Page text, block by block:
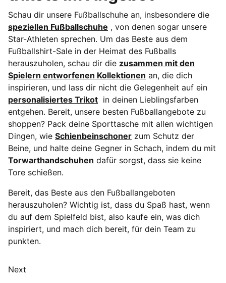
Schau dir unsere Fußballschuhe an, insbesondere die
speziellen Fußballschuhe , von denen sogar unsere
Star-Athleten sprechen. Um das Beste aus dem
Fußballshirt-Sale in der Heimat des Fußballs
herauszuholen, schau dir die zusammen mit den
Spielern entworfenen Kollektionen an, die dich
inspirieren, und lass dir nicht die Gelegenheit auf ein
personalisiertes Trikot in deinen Lieblingsfarben
entgehen. Bereit, unsere besten Fußballangebote zu
shoppen? Pack deine Sporttasche mit allen wichtigen
Dingen, wie Schienbeinschoner zum Schutz der
Beine, und halte deine Gegner in Schach, indem du mit
Torwarthandschuhen dafür sorgst, dass sie keine
Tore schießen.
Bereit, das Beste aus den Fußballangeboten
herauszuholen? Wichtig ist, dass du Spaß hast, wenn
du auf dem Spielfeld bist, also kaufe ein, was dich
inspiriert, und mach dich bereit, für dein Team zu
punkten.
Next